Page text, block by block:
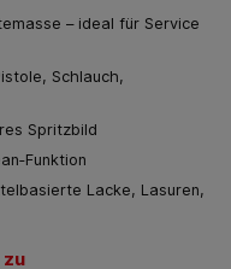
– ideal für Service
Schlauch,
Spritzbild
Lacke, Lasuren,